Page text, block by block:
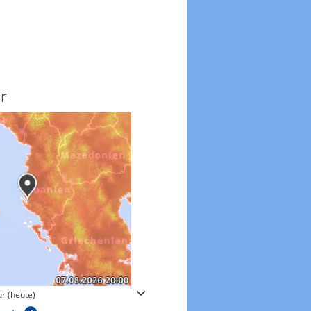
(heute) Windgeschwindigkeiten in 3h